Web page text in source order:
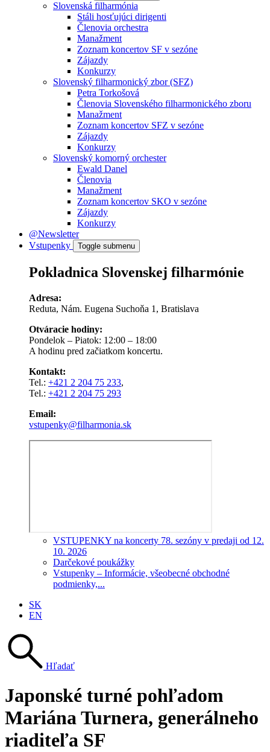
Slovenská filharmónia
Stáli hosťujúci dirigenti
Členovia orchestra
Manažment
Zoznam koncertov SF v sezóne
Zájazdy
Konkurzy
Slovenský filharmonický zbor (SFZ)
Petra Torkošová
Členovia Slovenského filharmonického zboru
Manažment
Zoznam koncertov SFZ v sezóne
Zájazdy
Konkurzy
Slovenský komorný orchester
Ewald Danel
Členovia
Manažment
Zoznam koncertov SKO v sezóne
Zájazdy
Konkurzy
@Newsletter
Vstupenky
Toggle submenu
Pokladnica Slovenskej filharmónie
Adresa:
Reduta, Nám. Eugena Suchoňa 1, Bratislava
Otváracie hodiny:
Pondelok – Piatok: 12:00 – 18:00
A hodinu pred začiatkom koncertu.
Kontakt:
Tel.: +421 2 204 75 233,
Tel.: +421 2 204 75 293
Email:
vstupenky@filharmonia.sk
VSTUPENKY na koncerty 78. sezóny v predaji od 12.
10. 2026
Darčekové poukážky
Vstupenky – Informácie, všeobecné obchodné
podmienky,...
SK
EN
Hľadať
Japonské turné pohľadom
Mariána Turnera, generálneho
riaditeľa SF